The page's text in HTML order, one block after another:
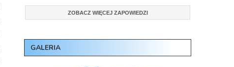
ZOBACZ WIĘCEJ ZAPOWIEDZI
GALERIA